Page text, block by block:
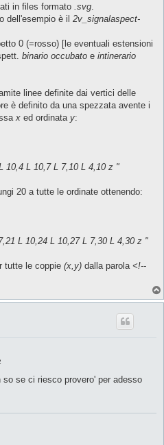
in files formato .svg
dell'esempio è il 2v_signalaspect-
0 (=rosso) [le eventuali estensioni
binario occubato e intinerario
linee definite dai vertici delle
è definito da una spezzata avente i
x ed ordinata y:
10,4 L 10,7 L 7,10 L 4,10 z "
20 a tutte le ordinate ottenendo:
L 10,24 L 10,27 L 7,30 L 4,30 z "
tutte le coppie (x,y) dalla parola <!--
se ci riesco provero' per adesso